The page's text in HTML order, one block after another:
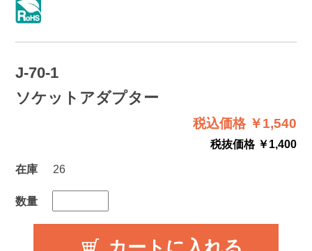
J-70-1
ソケットアダプター
税込価格 ￥1,540
税抜価格 ￥1,400
在庫
26
数量